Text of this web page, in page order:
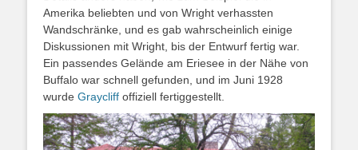
Amerika beliebten und von Wright verhassten
Wandschränke, und es gab wahrscheinlich einige
Diskussionen mit Wright, bis der Entwurf fertig war.
Ein passendes Gelände am Eriesee in der Nähe von
Buffalo war schnell gefunden, und im Juni 1928
wurde Graycliff offiziell fertiggestellt.